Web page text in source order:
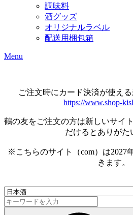
調味料
酒グッズ
オリジナルラベル
配送用梱包箱
Menu
ご注文時にカード決済が使え
https://www.shop-
鶴の友をご注文の方は新しいサイ
だけるとありがた
※こちらのサイト（com）は2027
きます。